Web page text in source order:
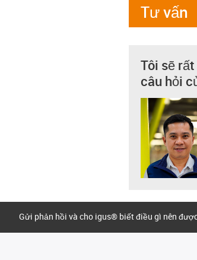
Tư vấn
Tôi sẽ
câu hỏi
Gửi phản hồi và cho igus® biết điều gì nên